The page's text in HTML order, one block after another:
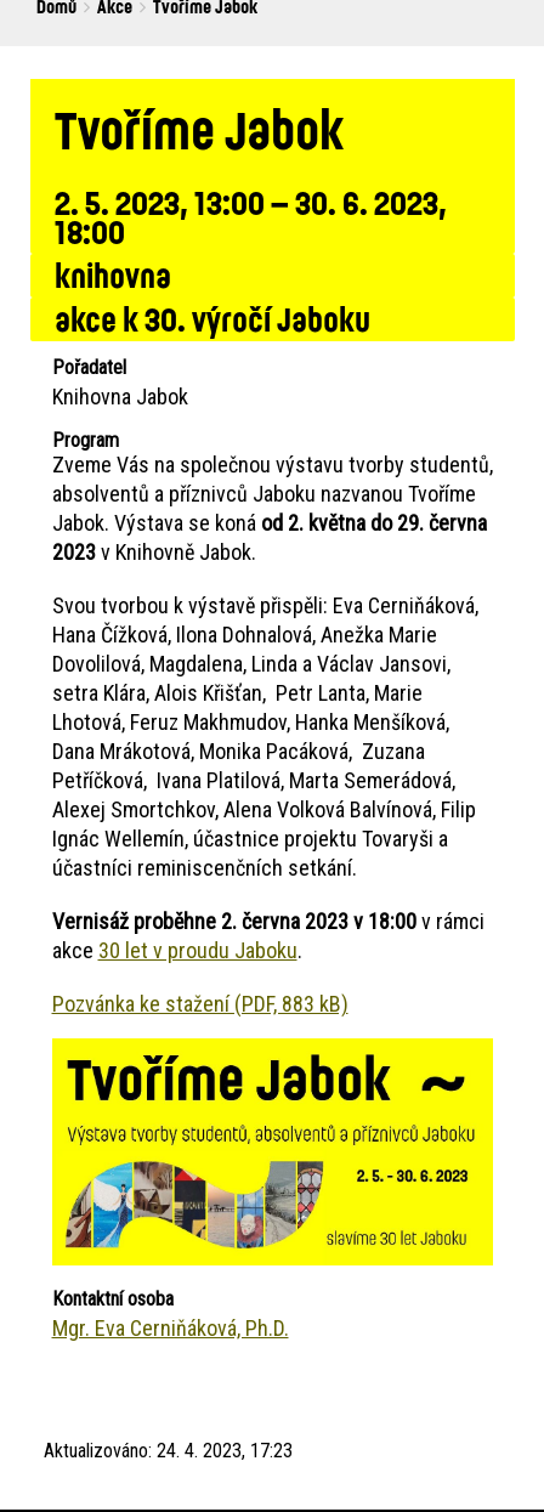
Breadcrumbs
You
Domů Akce Tvoříme Jabok
Tvoříme Jabok
2. 5. 2023, 13:00 – 30. 6. 2023,
18:00
knihovna
akce k 30. výročí Jaboku
Pořadatel
Knihovna Jabok
Program
Zveme Vás na společnou výstavu tvorby studentů,
absolventů a příznivců Jaboku nazvanou Tvoříme
Jabok. Výstava se koná od 2. května do 29. června
2023v Knihovně Jabok.
Svou tvorbou k výstavě přispěli: Eva Cerniňáková,
Hana Čížková, Ilona Dohnalová, Anežka Marie
Dovolilová, Magdalena, Linda a Václav Jansovi,
setra Klára, Alois Křišťan, Petr Lanta, Marie
Lhotová, Feruz Makhmudov, Hanka Menšíková,
Dana Mrákotová, Monika Pacáková, Zuzana
Petříčková, Ivana Platilová, Marta Semerádová,
Alexej Smortchkov, Alena Volková Balvínová, Filip
Ignác Wellemín, účastnice projektu Tovaryši a
účastníci reminiscenčních setkání.
Vernisáž proběhne 2. června 2023 v 18:00v rámci
akce 30 let v proudu Jaboku.
Pozvánka ke stažení (PDF, 883 kB)
Kontaktní osoba
Mgr. Eva Cerniňáková, Ph.D.
Aktualizováno: 24. 4. 2023, 17:23